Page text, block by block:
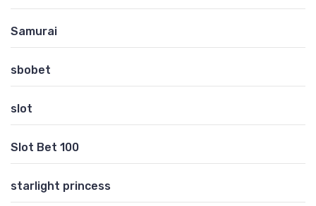
Samurai
sbobet
slot
Slot Bet 100
starlight princess